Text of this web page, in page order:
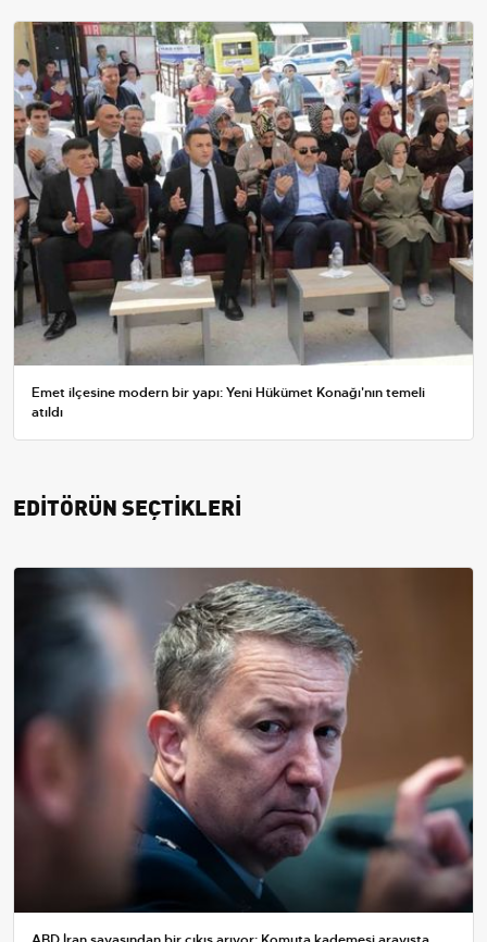
Emet ilçesine modern bir yapı: Yeni Hükümet Konağı'nın temeli
atıldı
EDİTÖRÜN SEÇTİKLERİ